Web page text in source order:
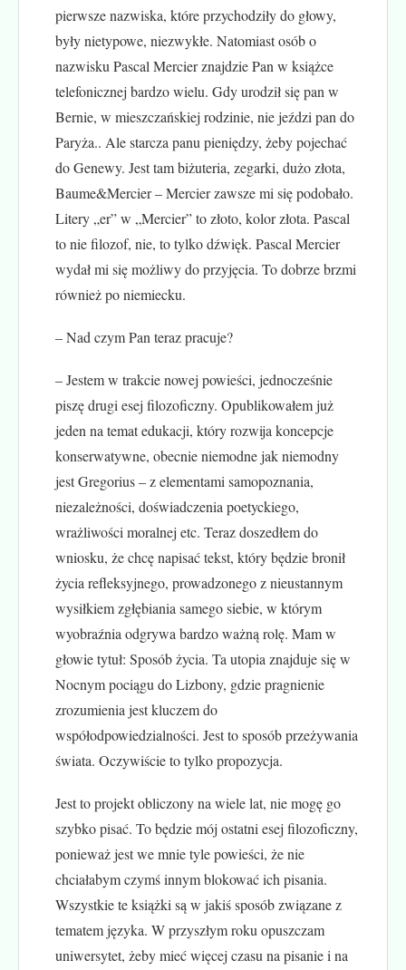
pierwsze nazwiska, które przychodziły do głowy,
były nietypowe, niezwykłe. Natomiast osób o
nazwisku Pascal Mercier znajdzie Pan w książce
telefonicznej bardzo wielu. Gdy urodził się pan w
Bernie, w mieszczańskiej rodzinie, nie jeździ pan do
Paryża.. Ale starcza panu pieniędzy, żeby pojechać
do Genewy. Jest tam biżuteria, zegarki, dużo złota,
Baume&Mercier – Mercier zawsze mi się podobało.
Litery „er” w „Mercier” to złoto, kolor złota. Pascal
to nie filozof, nie, to tylko dźwięk. Pascal Mercier
wydał mi się możliwy do przyjęcia. To dobrze brzmi
również po niemiecku.
– Nad czym Pan teraz pracuje?
– Jestem w trakcie nowej powieści, jednocześnie
piszę drugi esej filozoficzny. Opublikowałem już
jeden na temat edukacji, który rozwija koncepcje
konserwatywne, obecnie niemodne jak niemodny
jest Gregorius – z elementami samopoznania,
niezależności, doświadczenia poetyckiego,
wrażliwości moralnej etc. Teraz doszedłem do
wniosku, że chcę napisać tekst, który będzie bronił
życia refleksyjnego, prowadzonego z nieustannym
wysiłkiem zgłębiania samego siebie, w którym
wyobraźnia odgrywa bardzo ważną rolę. Mam w
głowie tytuł: Sposób życia. Ta utopia znajduje się w
Nocnym pociągu do Lizbony, gdzie pragnienie
zrozumienia jest kluczem do
współodpowiedzialności. Jest to sposób przeżywania
świata. Oczywiście to tylko propozycja.
Jest to projekt obliczony na wiele lat, nie mogę go
szybko pisać. To będzie mój ostatni esej filozoficzny,
ponieważ jest we mnie tyle powieści, że nie
chciałabym czymś innym blokować ich pisania.
Wszystkie te książki są w jakiś sposób związane z
tematem języka. W przyszłym roku opuszczam
uniwersytet, żeby mieć więcej czasu na pisanie i na